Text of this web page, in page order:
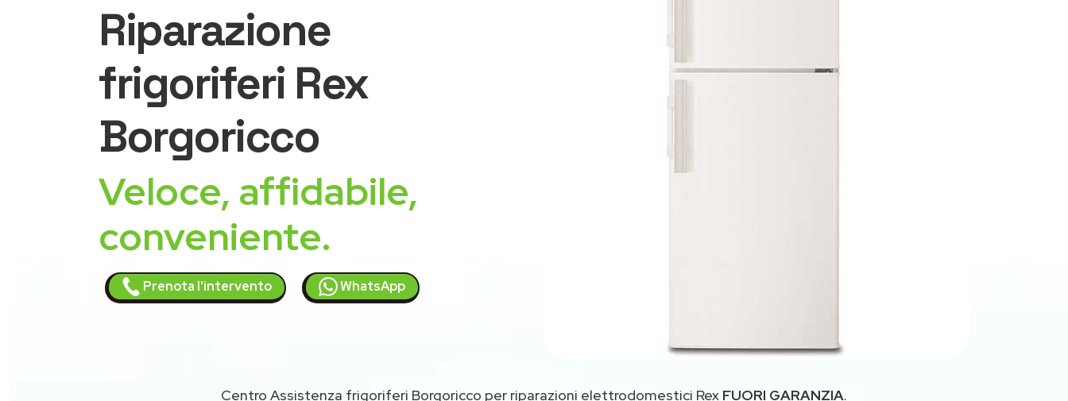
Riparazione
frigoriferi Rex
Borgoricco
Veloce, affidabile,
conveniente.
Prenota l'intervento WhatsApp
Centro Assistenza frigoriferi Borgoricco per riparazioni elettrodomestici Rex FUORI GARANZIA.